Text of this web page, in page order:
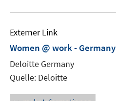
Externer Link
Women @ work - Germany
Deloitte Germany
Quelle: Deloitte